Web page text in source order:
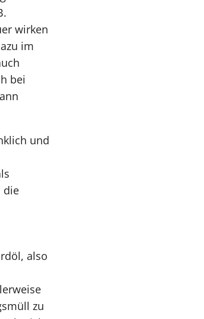
wirken
im
bei
und
die
also
zu